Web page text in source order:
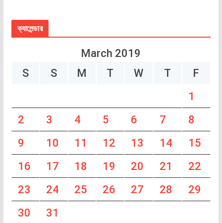
ক্যালেন্ডার
March 2019
S
S M T W T
F
1
2
3 4 5 6 7
8
9
10 11 12 13 14
15
16
17 18 19 20 21
22
23
24 25 26 27 28
29
30
31